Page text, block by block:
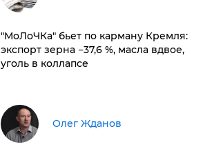
​"МоЛоЧКа" бьет по карману Кремля:
экспорт зерна −37,6 %, масла вдвое,
уголь в коллапсе
Олег Жданов